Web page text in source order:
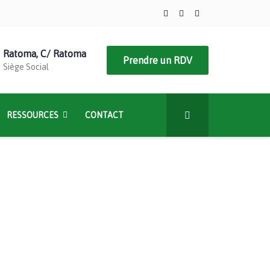
Ratoma, C/ Ratoma
Siège Social
Prendre un RDV
RESSOURCES CONTACT